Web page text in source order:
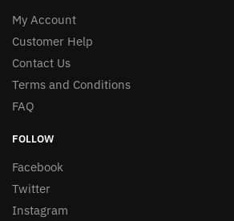
My Account
Customer Help
Contact Us
Terms and Conditions
FAQ
FOLLOW
Facebook
Twitter
Instagram